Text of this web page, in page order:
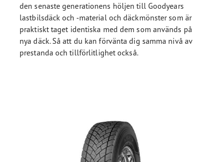
den senaste generationens höljen till Goodyears
lastbilsdäck och -material och däckmönster som är
praktiskt taget identiska med dem som används på
nya däck. Så att du kan förvänta dig samma nivå av
prestanda och tillförlitlighet också.